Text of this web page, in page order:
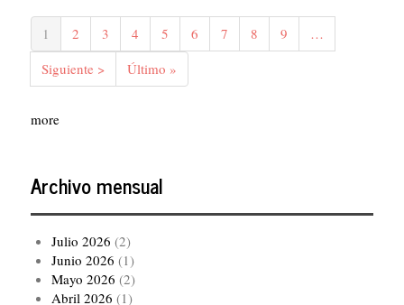
Paginación
Página
actual
1 Página
2 Página
3 Página
4 Página
5 Página
6 Página
7 Página
8 Página
9
…
Siguiente
página
Siguiente >
Última
página
Último »
more
Archivo mensual
Julio 2026 (2)
Junio 2026 (1)
Mayo 2026 (2)
Abril 2026 (1)